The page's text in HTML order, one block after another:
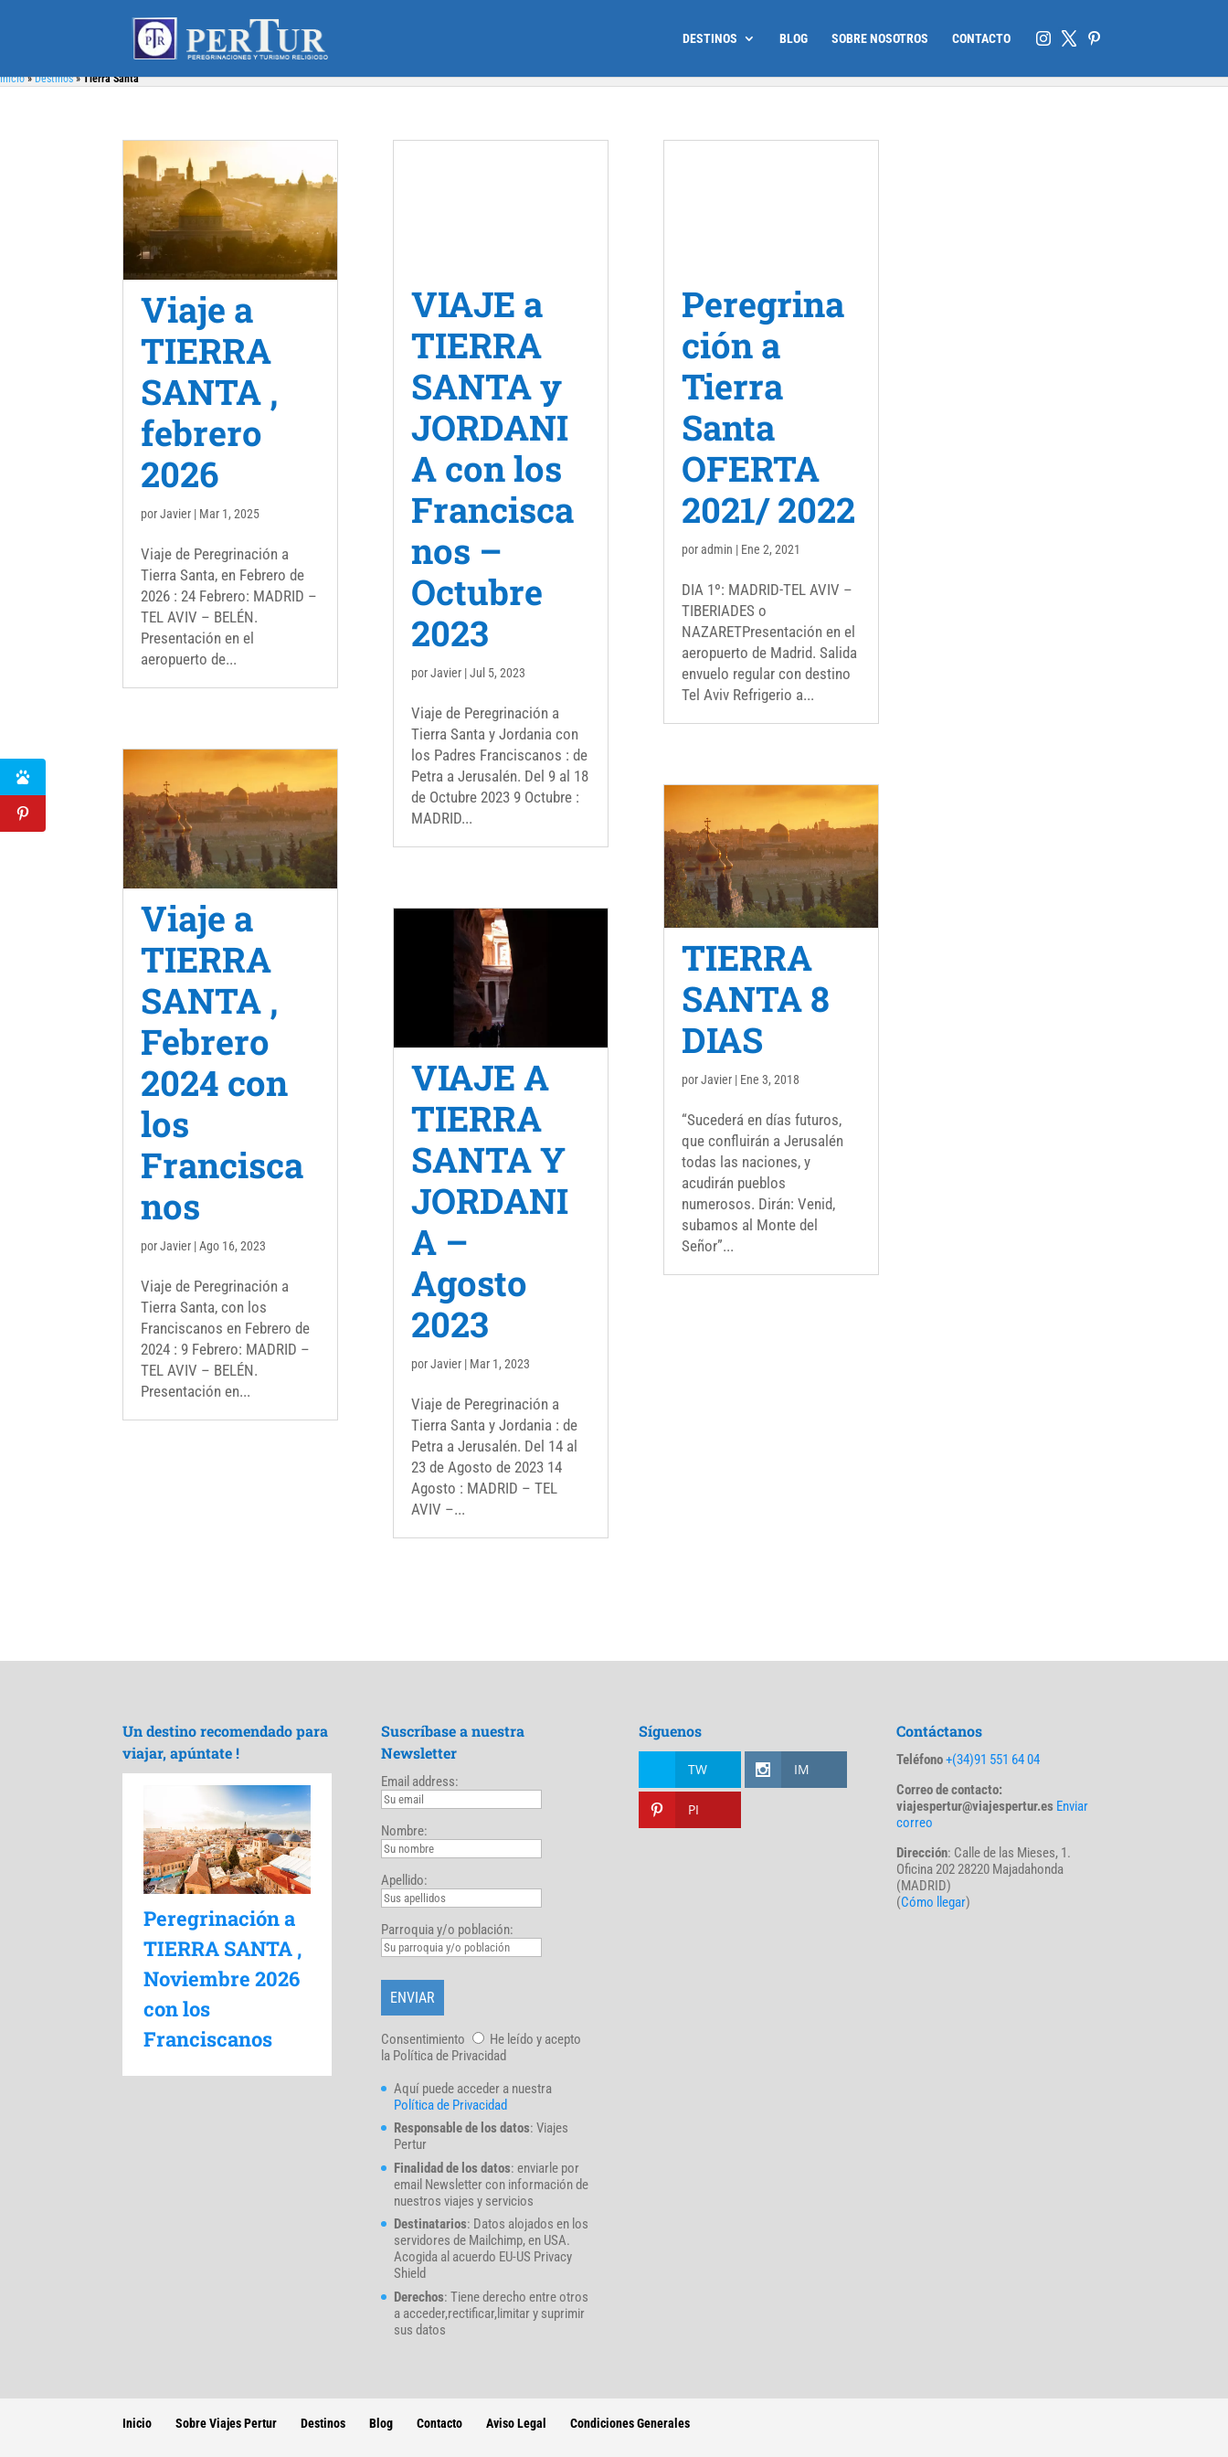
DESTINOS BLOG SOBRE NOSOTROS CONTACTO
Inicio»Destinos»Tierra Santa
Viaje a
TIERRA
SANTA ,
febrero
2026
porJavier | Mar 1, 2025
Viaje de Peregrinación a
Tierra Santa, en Febrero de
2026 : 24 Febrero: MADRID –
TEL AVIV – BELÉN.
Presentación en el
aeropuerto de...
Viaje a
TIERRA
SANTA ,
Febrero
2024 con
los
Francisca
nos
porJavier |Ago 16, 2023
Viaje de Peregrinación a
Tierra Santa, con los
Franciscanos en Febrero de
2024 : 9 Febrero: MADRID –
TEL AVIV – BELÉN.
Presentación en...
VIAJE a
TIERRA
SANTA y
JORDANI
A con los
Francisca
nos –
Octubre
2023
porJavier |Jul 5, 2023
Viaje de Peregrinación a
Tierra Santa y Jordania con
los Padres Franciscanos : de
Petra a Jerusalén. Del 9 al 18
de Octubre 2023 9 Octubre :
MADRID...
VIAJE A
TIERRA
SANTA Y
JORDANI
A –
Agosto
2023
porJavier | Mar 1, 2023
Viaje de Peregrinación a
Tierra Santa y Jordania : de
Petra a Jerusalén. Del 14 al
23 de Agosto de 2023 14
Agosto : MADRID – TEL
AVIV –...
Peregrina
ción a
Tierra
Santa
OFERTA
2021/ 2022
poradmin | Ene 2, 2021
DIA 1º: MADRID-TEL AVIV –
TIBERIADES o
NAZARETPresentación en el
aeropuerto de Madrid. Salida
envuelo regular con destino
Tel Aviv Refrigerio a...
TIERRA
SANTA 8
DIAS
porJavier | Ene 3, 2018
“Sucederá en días futuros,
que confluirán a Jerusalén
todas las naciones, y
acudirán pueblos
numerosos. Dirán: Venid,
subamos al Monte del
Señor”...
Un destino recomendado para
viajar, apúntate !
Peregrinación a
TIERRA SANTA ,
Noviembre 2026
con los
Franciscanos
Suscríbase a nuestra
Newsletter
Email address:
Nombre:
Apellido:
Parroquia y/o población:
Consentimiento
He leído y acepto
la Política de Privacidad
Aquí puede acceder a nuestra
Política de Privacidad
Responsable de los datos: Viajes
Pertur
Finalidad de los datos: enviarle por
email Newsletter con información de
nuestros viajes y servicios
Destinatarios: Datos alojados en los
servidores de Mailchimp, en USA.
Acogida al acuerdo EU-US Privacy
Shield
Derechos: Tiene derecho entre otros
a acceder,rectificar,limitar y suprimir
sus datos
Síguenos
TW IM
PI
Contáctanos
Teléfono+(34)91 551 64 04
Correo de contacto:
viajespertur@viajespertur.es Enviar
correo
Dirección: Calle de las Mieses, 1.
Oficina 202 28220 Majadahonda
(MADRID)
(Cómo llegar)
Inicio Sobre Viajes Pertur Destinos Blog Contacto Aviso Legal Condiciones Generales